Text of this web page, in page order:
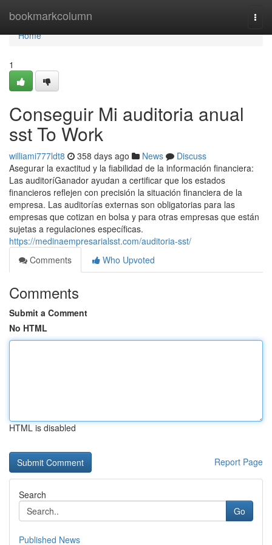
bookmarkcolumn
Home
Home
1
Conseguir Mi auditoria anual
sst To Work
williami777ldt8 358 days ago News
Discuss
Asegurar la exactitud y la fiabilidad de la información financiera:
Las auditoríGanador ayudan a certificar que los estados
financieros reflejen con precisión la situación financiera de la
empresa. Las auditorías externas son obligatorias para las
empresas que cotizan en bolsa y para otras empresas que están
sujetas a regulaciones específicas.
https://medinaempresarialsst.com/auditoria-sst/
Comments
Who Upvoted
Comments
Submit a Comment
No HTML
HTML is disabled
Report Page
Search
Go
Published News